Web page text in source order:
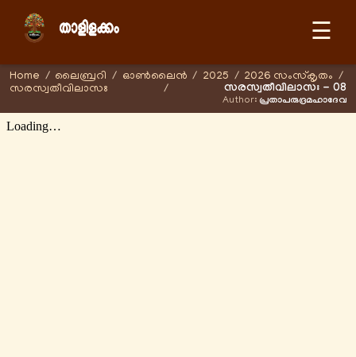
☰
Home / ലൈബ്രറി / ഓണ്‍ലൈന്‍ / 2025 / 2026 സംസ്കൃതം /
സരസ്വതീവിലാസഃ
/ സരസ്വതീവിലാസഃ - 08
Author: പ്രതാപരുദ്രമഹാദേവ